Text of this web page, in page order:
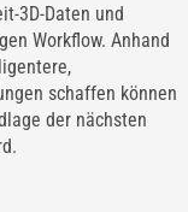
3D-Daten und
Workflow. Anhand
schaffen können
der nächsten